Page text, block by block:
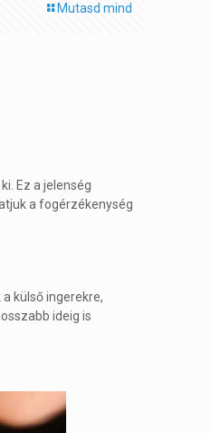
Mutasd mind
Ez a jelenség
a fogérzékenység
külső ingerekre,
ideig is